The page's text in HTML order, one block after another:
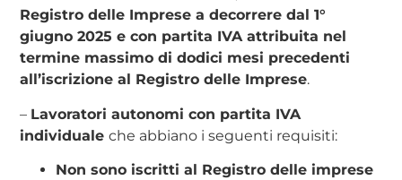
Registro delle Imprese a decorrere dal 1°
giugno 2025 e con partita IVA attribuita nel
termine massimo di dodici mesi precedenti
all’iscrizione al Registro delle Imprese.
– Lavoratori autonomi con partita IVA
individualeche abbiano i seguenti requisiti:
Non sono iscritti al Registro delle imprese